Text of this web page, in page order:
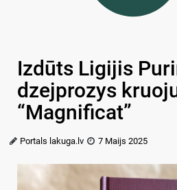
Izdūts Ligijis
dzejprozys
“Magnificat”
Portals lakuga.lv 7 Maijs 2025